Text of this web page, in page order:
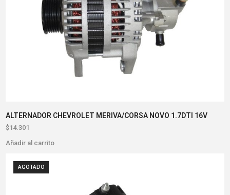
ALTERNADOR CHEVROLET MERIVA/CORSA NOVO 1.7DTI 16V
$14.301
Añadir al carrito
AGOTADO